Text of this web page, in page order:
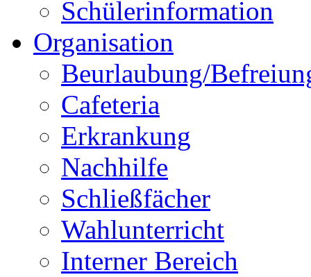
Schülerinformation
Organisation
Beurlaubung/
Cafeteria
Erkrankung
Nachhilfe
Schließfächer
Wahlunterricht
Interner Bereich